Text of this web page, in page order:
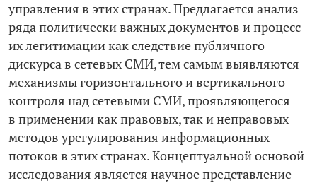
управления в этих странах. Предлагается анализ
ряда политически важных документов и процесс
их легитимации как следствие публичного
дискурса в сетевых СМИ, тем самым выявляются
механизмы горизонтального и вертикального
контроля над сетевыми СМИ, проявляющегося
в применении как правовых, так и неправовых
методов урегулирования информационных
потоков в этих странах. Концептуальной основой
исследования является научное представление